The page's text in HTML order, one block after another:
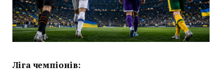
Ліга чемпіонів: